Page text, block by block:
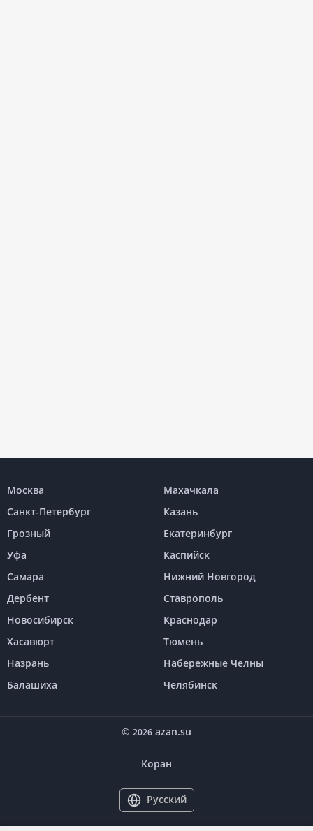
Москва
Махачкала
Санкт-Петербург
Казань
Грозный
Екатеринбург
Уфа
Каспийск
Самара
Нижний Новгород
Дербент
Ставрополь
Новосибирск
Краснодар
Хасавюрт
Тюмень
Назрань
Набережные Челны
Балашиха
Челябинск
© 2026 azan.su
Коран
Русский